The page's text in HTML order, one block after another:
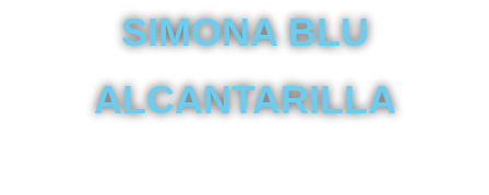
SIMONA BLU
ALCANTARILLA